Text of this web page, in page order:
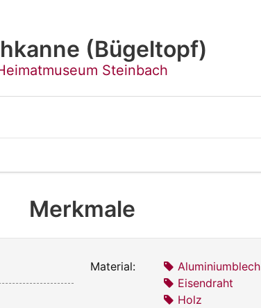
(Bügeltopf)
Steinbach
Merkmale
Material:
Aluminiumblech
Eisendraht
Holz